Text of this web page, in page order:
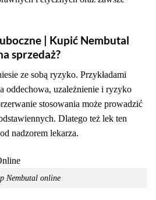
| Kupić Nembutal
sprzedaż?
ze sobą ryzyko. Przykładami
oddechowa, uzależnienie i ryzyko
stosowania może prowadzić
Dlatego też lek ten
nadzorem lekarza.
Nembutal online